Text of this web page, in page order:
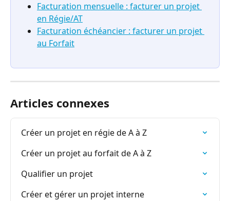
Facturation mensuelle : facturer un projet
en Régie/AT
Facturation échéancier : facturer un projet
au Forfait
Articles connexes
Créer un projet en régie de A à Z
Créer un projet au forfait de A à Z
Qualifier un projet
Créer et gérer un projet interne